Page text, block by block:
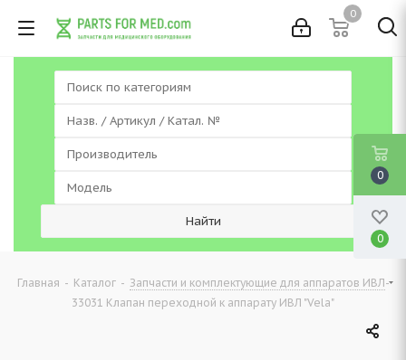
0
Главная - Каталог - Запчасти и комплектующие для аппаратов ИВЛ-
33031 Клапан переходной к аппарату ИВЛ "Vela"
0
0